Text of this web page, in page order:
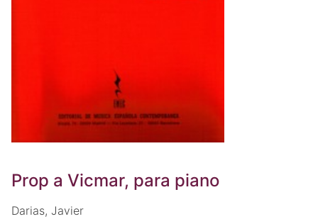
Prop a Vicmar, para piano
Darias, Javier